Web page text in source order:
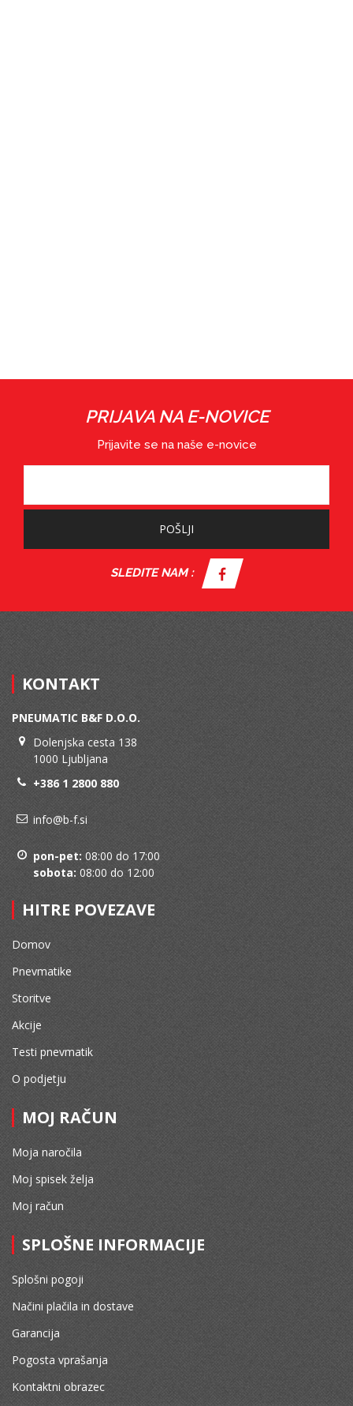
PRIJAVA NA E-NOVICE
Prijavite se na naše e-novice
POŠLJI
SLEDITE NAM :
KONTAKT
PNEUMATIC B&F D.O.O.
Dolenjska cesta 138
1000 Ljubljana
+386 1 2800 880
info@b-f.si
pon-pet: 08:00 do 17:00
sobota: 08:00 do 12:00
HITRE POVEZAVE
Domov
Pnevmatike
Storitve
Akcije
Testi pnevmatik
O podjetju
MOJ RAČUN
Moja naročila
Moj spisek želja
Moj račun
SPLOŠNE INFORMACIJE
Splošni pogoji
Načini plačila in dostave
Garancija
Pogosta vprašanja
Kontaktni obrazec